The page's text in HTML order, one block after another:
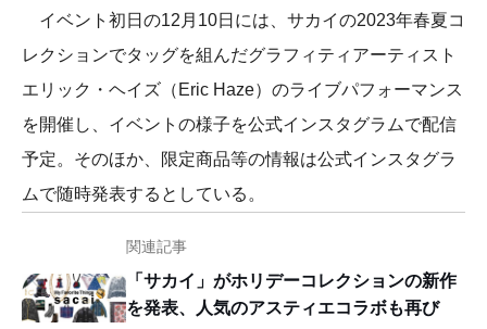
イベント初日の12月10日には、サカイの2023年春夏コ
レクションでタッグを組んだグラフィティアーティスト
エリック・ヘイズ（Eric Haze）のライブパフォーマンス
を開催し、イベントの様子を公式インスタグラムで配信
予定。そのほか、限定商品等の情報は公式インスタグラ
ムで随時発表するとしている。
関連記事
「サカイ」がホリデーコレクションの新作
を発表、人気のアスティエコラボも再び